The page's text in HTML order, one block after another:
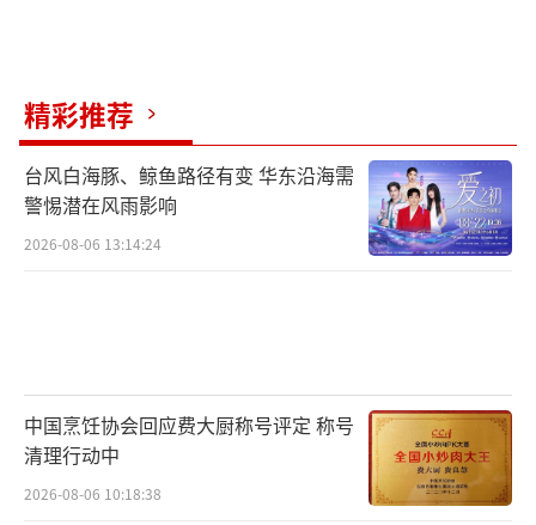
精彩推荐
台风白海豚、鲸鱼路径有变 华东沿海需
警惕潜在风雨影响
2026-08-06 13:14:24
中国烹饪协会回应费大厨称号评定 称号
清理行动中
2026-08-06 10:18:38